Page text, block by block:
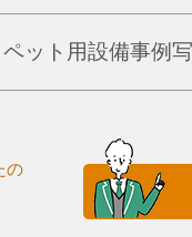
ペット用設備事例
の